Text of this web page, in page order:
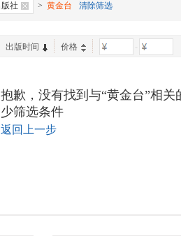
社 > 黄金台 清除筛选
出版时间 价格 -
抱歉，没有找到与“黄金台”相
少筛选条件
返回上一步